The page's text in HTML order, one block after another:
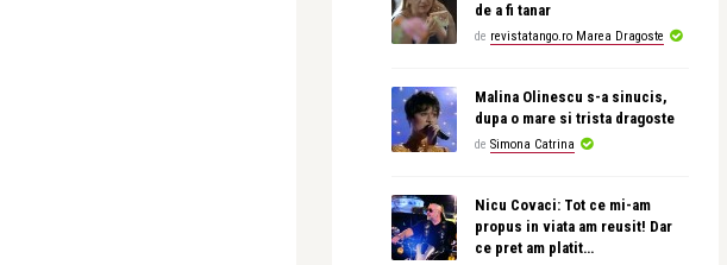
de a fi tanar
de revistatango.ro Marea Dragoste
Malina Olinescu s-a sinucis,
dupa o mare si trista dragoste
de Simona Catrina
Nicu Covaci: Tot ce mi-am
propus in viata am reusit! Dar
ce pret am platit…